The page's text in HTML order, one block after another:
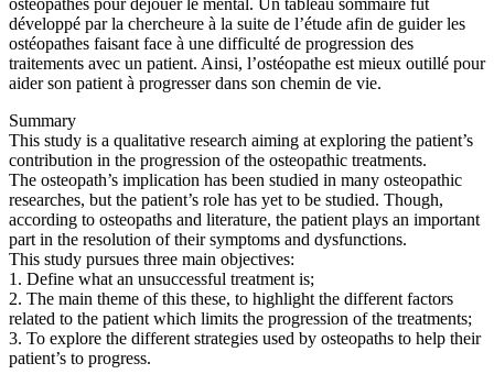
ostéopathes pour déjouer le mental. Un tableau sommaire fut
développé par la chercheure à la suite de l’étude afin de guider les
ostéopathes faisant face à une difficulté de progression des
traitements avec un patient. Ainsi, l’ostéopathe est mieux outillé pour
aider son patient à progresser dans son chemin de vie.
Summary
This study is a qualitative research aiming at exploring the patient’s
contribution in the progression of the osteopathic treatments.
The osteopath’s implication has been studied in many osteopathic
researches, but the patient’s role has yet to be studied. Though,
according to osteopaths and literature, the patient plays an important
part in the resolution of their symptoms and dysfunctions.
This study pursues three main objectives:
1. Define what an unsuccessful treatment is;
2. The main theme of this these, to highlight the different factors
related to the patient which limits the progression of the treatments;
3. To explore the different strategies used by osteopaths to help their
patient’s to progress.